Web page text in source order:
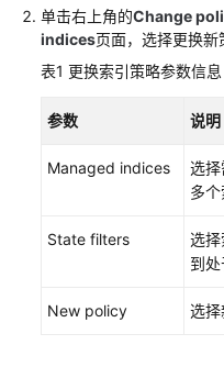
计
费
明
快
速
指
单击右上角的Change
indices页面，选择更换新
表1 更换索引策略参数信息
参数 说明
Managed indices
选
多个
State filters
选择
到处
New policy 选择